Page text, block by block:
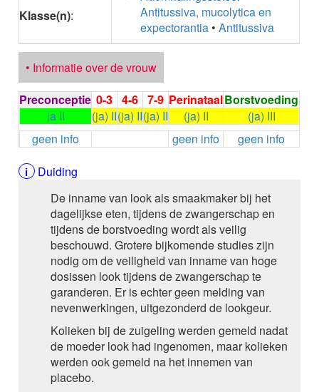
ALBUTREPENONACOG ALFA
Stollingsfactor IX; Factor IX
ETHANOL
ALECTINIB
ALEMTUZUMAB
ALENDRONAAT
ALENDRONAAT/VIT D3
ALENDRONAAT / VITAMINE D3 / CACO3
ALFA-1-PROTEINASEREMMER humaan
ALFENTANYL HCl
ALFUZOSINE
ALGELDRAAT
ALGELDRAAT / MAGNESIUM HYDROXYDE
ALGINAAT Na / BICARBONAAT Na
ALGINAAT Na / Na BICARBONAAT / CALCIUM
CARBONAAT
ALGINEZUUR
ALGLUCOSIDASE alfa
ALIROCUMAB
ALITRETINOINE
ALIZAPRIDE
ALLOPURINOL
ALMOTRIPTAN
ALOGLIPTINE benzoaat
Klasse(n):
Antitussiva, mucolytica en
expectorantia •Antitussiva
• Informatie over de vrouw
Preconceptie 0-3 4-6 7-9 PerinataalBorstvoeding
ja II
(ja) II(ja) II(ja) II (ja) II
(ja) III
geen info
geen info
geen info
Duiding
De inname van look als smaakmaker bij het
dagelijkse eten, tijdens de zwangerschap en
tijdens de borstvoeding wordt als veilig
beschouwd. Grotere bijkomende studies zijn
nodig om de veiligheid van inname van hoge
dosissen look tijdens de zwangerschap te
garanderen. Er is echter geen melding van
nevenwerkingen, uitgezonderd de lookgeur.
Kolieken bij de zuigeling werden gemeld nadat
de moeder look had ingenomen, maar kolieken
werden ook gemeld na het innemen van
placebo.